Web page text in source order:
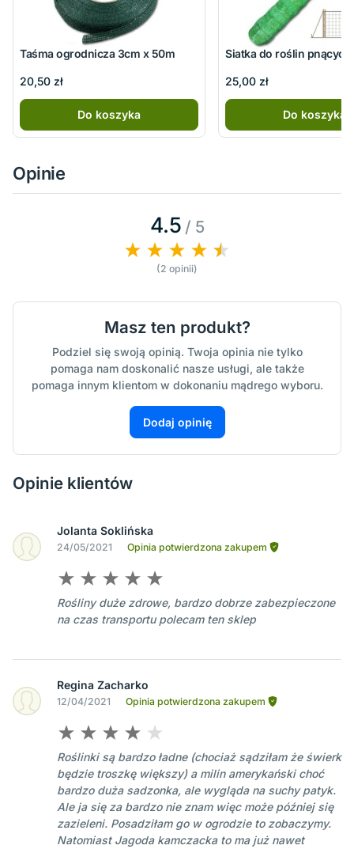
Taśma ogrodnicza 3cm x 50m
20,50 zł
Do koszyka
Siatka do roślin pnących
25,00 zł
Do koszyka
Opinie
4.5 / 5
(2 opinii)
Masz ten produkt?
Podziel się swoją opinią. Twoja opinia nie tylko
pomaga nam doskonalić nasze usługi, ale także
pomaga innym klientom w dokonaniu mądrego wyboru.
Dodaj opinię
Opinie klientów
Jolanta Soklińska
24/05/2021 Opinia potwierdzona zakupem
Rośliny duże zdrowe, bardzo dobrze zabezpieczone
na czas transportu polecam ten sklep
Regina Zacharko
12/04/2021 Opinia potwierdzona zakupem
Roślinki są bardzo ładne (chociaż sądziłam że świerk
będzie troszkę większy) a milin amerykański choć
bardzo duża sadzonka, ale wygląda na suchy patyk.
Ale ja się za bardzo nie znam więc może później się
zazieleni. Posadziłam go w ogrodzie to zobaczymy.
Natomiast Jagoda kamczacka to ma już nawet